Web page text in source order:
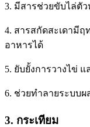
3. มีสารช่วยขับไล่ตั
4. สารสกัดสะเดามี
อาหารได้
5. ยับยั้งการวางไข่
6. ช่วยทำลายระบบ
3. กระเทียม